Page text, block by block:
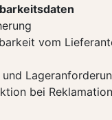
vom
bei